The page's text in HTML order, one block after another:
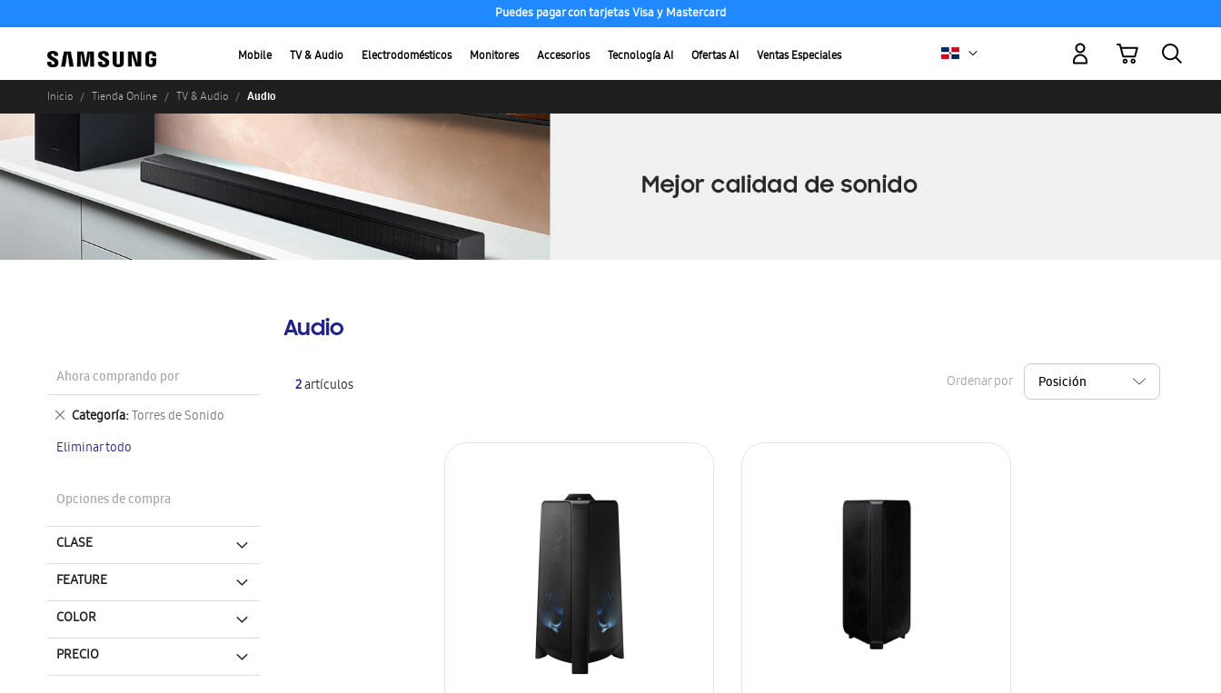
Puedes pagar con tarjetas Visa y Mastercard
Mobile TV & Audio Electrodomésticos Monitores Accesorios Tecnología AI Ofertas AI Ventas Especiales Mi carrito
Inicio Tienda Online TV & Audio Audio
Audio
2artículos Ordenar por
Ahora comprando por
Categoría Torres de Sonido
Eliminar
artículo
Eliminar todo
Opciones de compra
CLASE
FEATURE
COLOR
PRECIO